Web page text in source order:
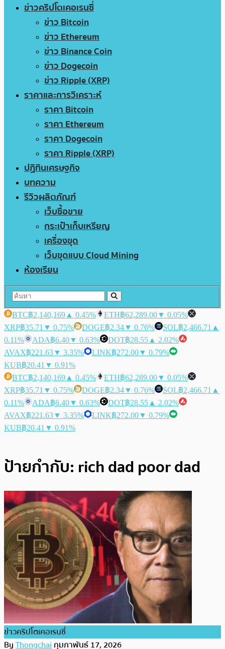
ข่าวคริปโตเคอเรนซี่
ข่าว Bitcoin
ข่าว Ethereum
ข่าว Binance Coin
ข่าว Dogecoin
ข่าว Ripple (XRP)
ราคาและการวิเคราะห์
ราคา Bitcoin
ราคา Ethereum
ราคา Dogecoin
ราคา Ripple (XRP)
ปฏิทินเศรษฐกิจ
บทความ
รีวิวผลิตภัณฑ์
เว็บซื้อขาย
กระเป๋าเก็บเหรียญ
เครื่องขุด
เว็บขุดแบบ Cloud Mining
ห้องเรียน
BTC฿2,140,169 ▲ 0.45% ETH฿62,289.00▼ 0.05%
XRP฿35.71 ▼ 0.75% DOGE฿2.34▼ 0.76% SOL฿2,466.71 ▲
0.11%
ADA฿6.40▼ 0.63% DOT฿28.55 ▲ 2.02%
AVAX฿221.63▼ 3.35% LINK฿272.00▼ 0.79%
KUB฿20.41 ▼ 0.91%
BTC฿2,140,169 ▲ 0.45% ETH฿62,289.00▼ 0.05%
XRP฿35.71 ▼ 0.75% DOGE฿2.34▼ 0.76% SOL฿2,466.71 ▲
0.11%
ADA฿6.40▼ 0.63% DOT฿28.55 ▲ 2.02%
AVAX฿221.63▼ 3.35% LINK฿272.00▼ 0.79%
KUB฿20.41 ▼ 0.91%
ป้ายกำกับ: rich dad poor dad
ข่าวคริปโตเคอเรนซี่
ByThongchaiกุมภาพันธ์ 17, 2026